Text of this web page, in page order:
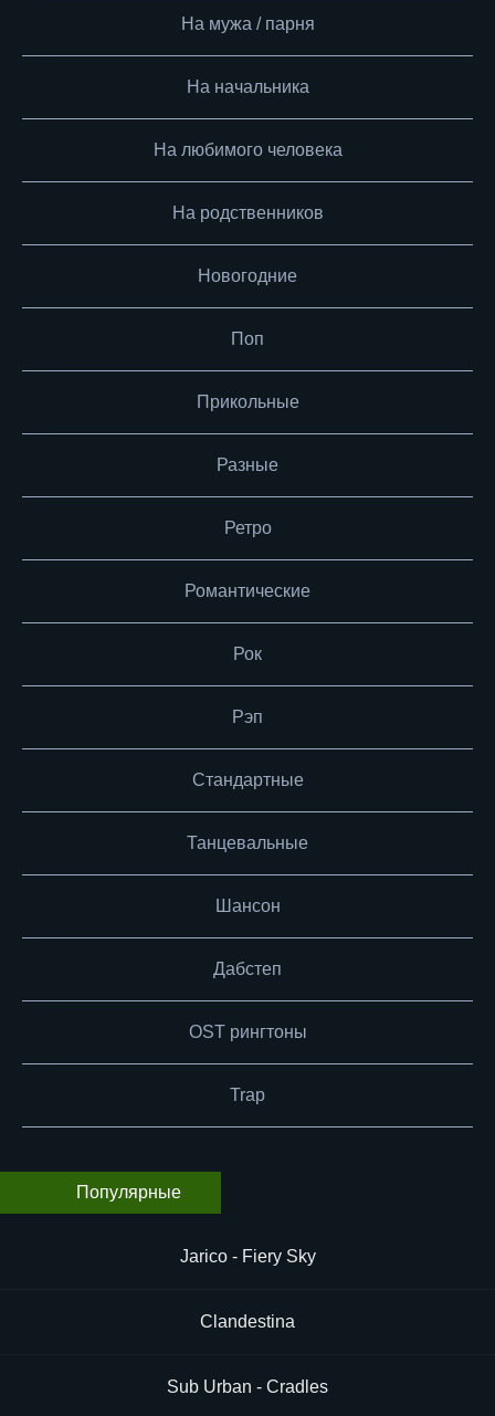
На мужа / парня
На начальника
На любимого человека
На родственников
Новогодние
Поп
Прикольные
Разные
Ретро
Романтические
Рок
Рэп
Стандартные
Танцевальные
Шансон
Дабстеп
OST рингтоны
Trap
Популярные
Jarico - Fiery Sky
Clandestina
Sub Urban - Cradles